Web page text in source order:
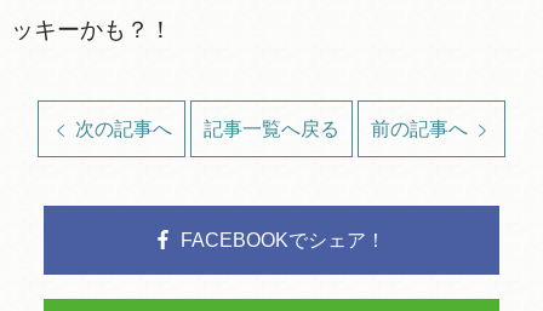
ッキーかも？！
次の記事へ 記事一覧へ戻る 前の記事へ
FACEBOOKでシェア！